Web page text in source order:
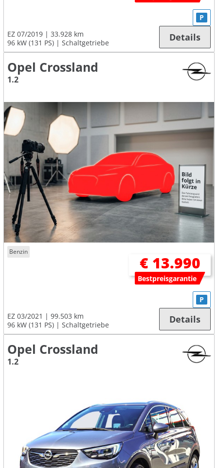
EZ 07/2019
33.928 km
96 kW (131 PS)
Schaltgetriebe
P
Details
Opel Crossland
1.2
Benzin
€ 13.990
Bestpreisgarantie
EZ 03/2021
99.503 km
96 kW (131 PS)
Schaltgetriebe
P
Details
Opel Crossland
1.2